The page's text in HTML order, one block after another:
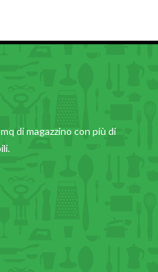
di magazzino con più di